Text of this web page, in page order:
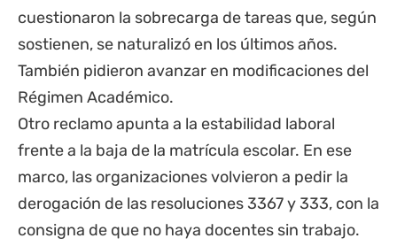
cuestionaron la sobrecarga de tareas que, según
sostienen, se naturalizó en los últimos años.
También pidieron avanzar en modificaciones del
Régimen Académico.
Otro reclamo apunta a la estabilidad laboral
frente a la baja de la matrícula escolar. En ese
marco, las organizaciones volvieron a pedir la
derogación de las resoluciones 3367 y 333, con la
consigna de que no haya docentes sin trabajo.